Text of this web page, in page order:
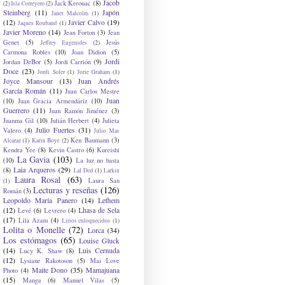
(2)Isla Correyero(2) Jack Kerouac (8) Jacob
Steinberg (11) Janet Malcolm (1) Japón
(12) Jaques Roubaud (1) Javier Calvo (19)
Javier Moreno (14) Jean Forton (3) Jean
Genet
(5) Jeffrey Eugenides (2)
Jesús
Carmona Robles
(10) Joan Didion
(5)
Jordan DeBor (5) Jordi Carrión (9) Jordi
Doce (23) Jordi Soler (1) Jorie Graham (1)
Joyce Mansour (13)
Juan Andrés
García Román (11) Juan Carlos Mestre
(10) Juan Gracia Armendáriz (10) Juan
Guerrero (11) Juan Ramón Jiménez (3)
Juanma Gil (10) Julián Herbert (4) Julieta
Valero (4) Julio Fuertes (31) Julio Mas
Alcaraz (1) Karin Boye (2) Ken Baumann (3)
Kendra Yee (8) Kevin Castro (6) Kureishi
(10) La Gavia (103) La luz no basta
(8) Laia Arqueros (29) Lal Ded (1) Larkin
(1)
Laura Rosal (63)
Laura San
Román (3) Lecturas y reseñas (126)
Leopoldo María Panero (14) Lethem
(12) Levé (6) Levrero (4) Lhasa de Sela
(17) Lila Azam (4) Lirios enloquecidos (1)
Lolita o Monelle (72) Lorca (34)
Los estómagos (65) Louise Gluck
(14) Lucy K. Shaw (8) Luis Cernuda
(12) Lysiane Rakotoson (5)
Mai Love
Photo (4) Maite Dono (35) Mamajuana
(15)
Manga (6) Manuel Vilas (5)